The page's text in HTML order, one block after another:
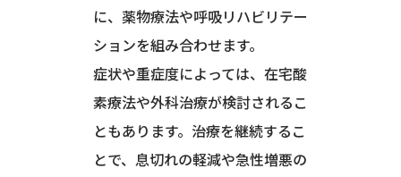
に、薬物療法や呼吸リハビリテー
ションを組み合わせます。
症状や重症度によっては、在宅酸
素療法や外科治療が検討されるこ
ともあります。治療を継続するこ
とで、息切れの軽減や急性増悪の